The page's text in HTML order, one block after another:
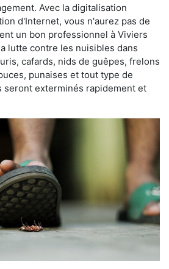
Avec la digitalisation
d'Internet, vous n'aurez pas de
un bon professionnel à Viviers
lutte contre les nuisibles dans
cafards, nids de guêpes, frelons
punaises et tout type de
seront exterminés rapidement et